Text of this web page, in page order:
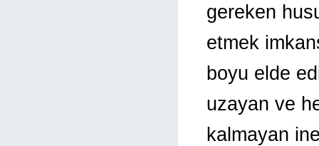
gereken
etmek
boyu elde
uzayan ve
kalmayan